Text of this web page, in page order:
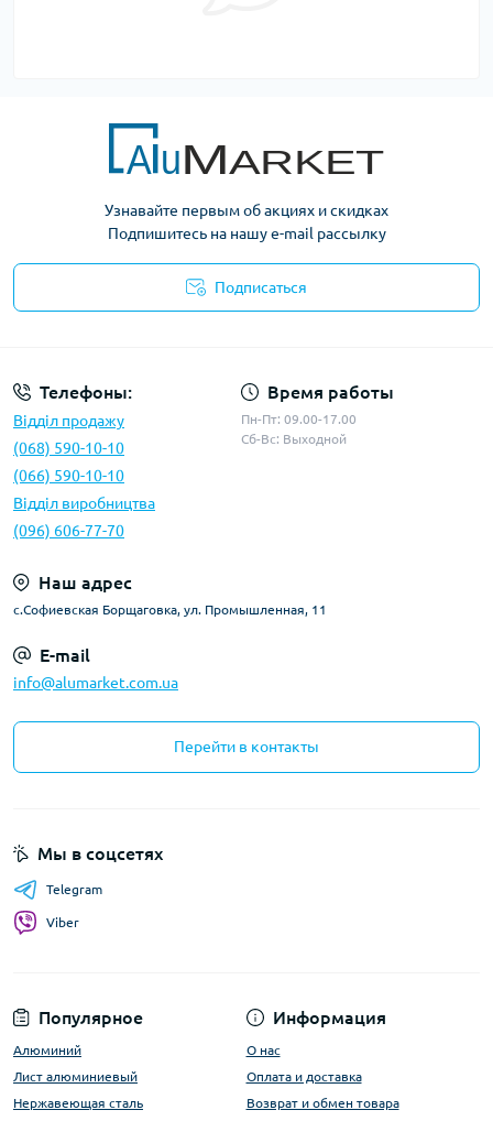
Узнавайте первым об акциях и скидках
Подпишитесь на нашу e-mail рассылку
Подписаться
Телефоны:
Відділ продажу
(068) 590-10-10
(066) 590-10-10
Відділ виробництва
(096) 606-77-70
Время работы
Пн-Пт: 09.00-17.00
Сб-Вс: Выходной
Наш адрес
с.Софиевская Борщаговка, ул. Промышленная, 11
E-mail
info@alumarket.com.ua
Перейти в контакты
Популярное
Алюминий
Лист алюминиевый
Нержавеющая сталь
Информация
О нас
Оплата и доставка
Возврат и обмен товара
Мы в соцсетях
Telegram
Viber